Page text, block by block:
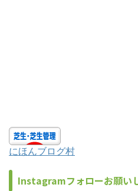
にほんブログ村
Instagramフォローお願い